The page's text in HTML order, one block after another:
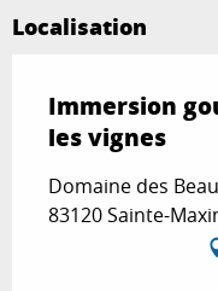
Localisation
Immersion
les vignes
Domaine des
83120 Sainte-